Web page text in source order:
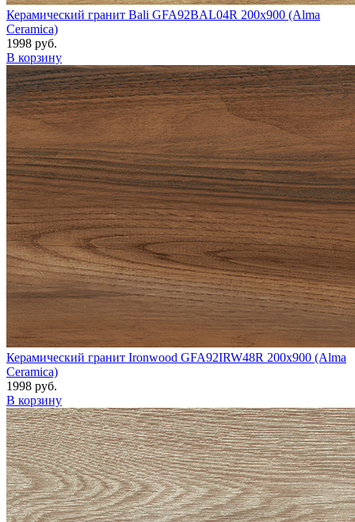
Керамический гранит Bali GFA92BAL04R 200x900 (Alma
Ceramica)
1998 руб.
В корзину
Керамический гранит Ironwood GFA92IRW48R 200x900 (Alma
Ceramica)
1998 руб.
В корзину